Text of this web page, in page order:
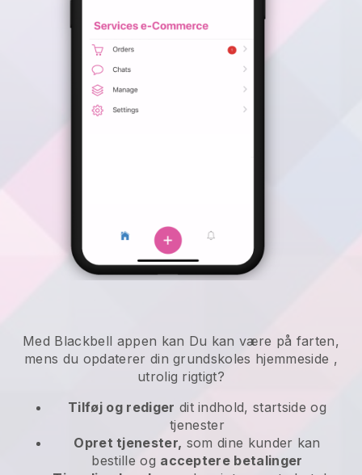
Med Blackbell appen kan Du kan være på farten,
mens du opdaterer din grundskoles hjemmeside ,
utrolig rigtigt?
Tilføj og rediger dit indhold, startside og
tjenester
Opret tjenester, som dine kunder kan
bestille og acceptere betalinger